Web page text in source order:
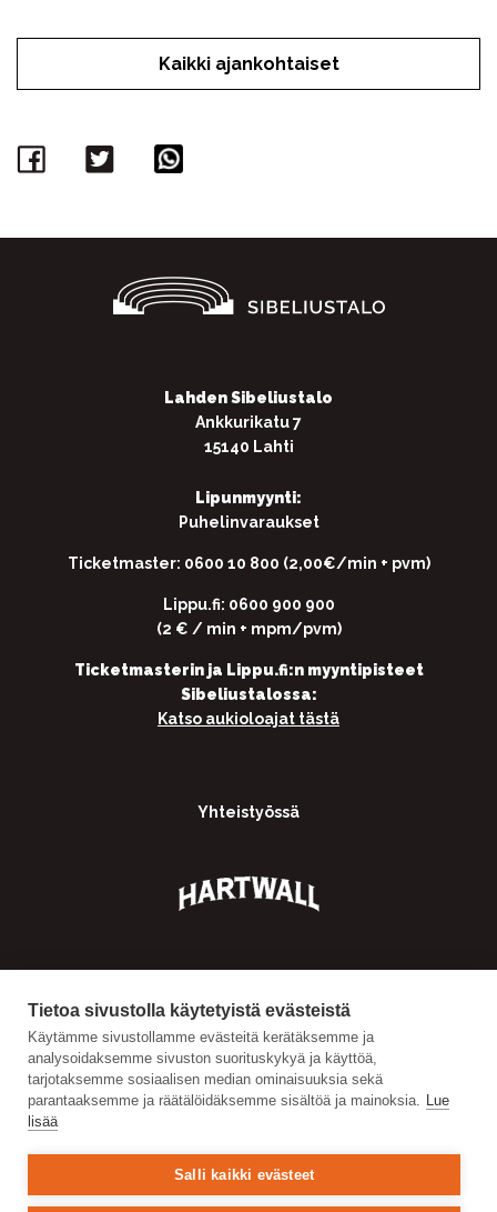
Tietoa sivustolla käytetyistä evästeistä
Käytämme sivustollamme evästeitä kerätäksemme ja
analysoidaksemme sivuston suorituskykyä ja käyttöä,
tarjotaksemme sosiaalisen median ominaisuuksia sekä
parantaaksemme ja räätälöidäksemme sisältöä ja mainoksia. Lue
lisää
Salli kaikki evästeet
Kaikki ajankohtaiset
Facebook
Twitter
Lahden Sibeliustalo
Ankkurikatu 7
15140 Lahti
Lipunmyynti:
Puhelinvaraukset
Ticketmaster: 0600 10 800 (2,00€/min + pvm)
Lippu.fi: 0600 900 900
(2 € / min + mpm/pvm)
Ticketmasterin ja Lippu.fi:n myyntipisteet
Sibeliustalossa:
Katso aukioloajat tästä
Yhteistyössä